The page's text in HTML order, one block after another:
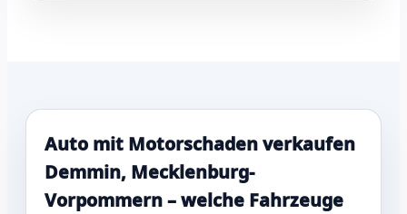
Auto mit Motorschaden verkaufen
Demmin, Mecklenburg-
Vorpommern – welche Fahrzeuge